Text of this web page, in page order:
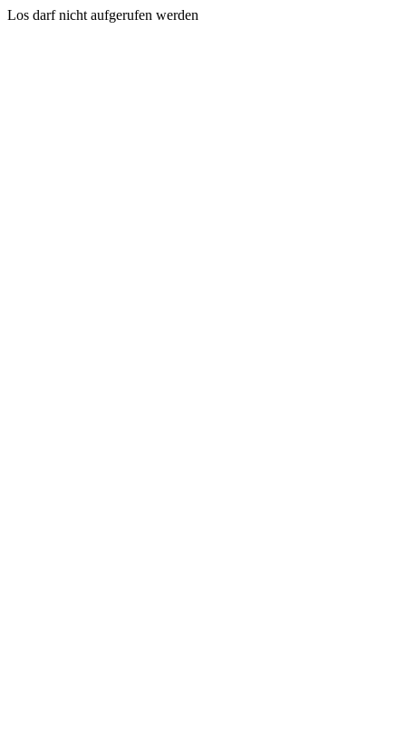
Los darf nicht aufgerufen werden